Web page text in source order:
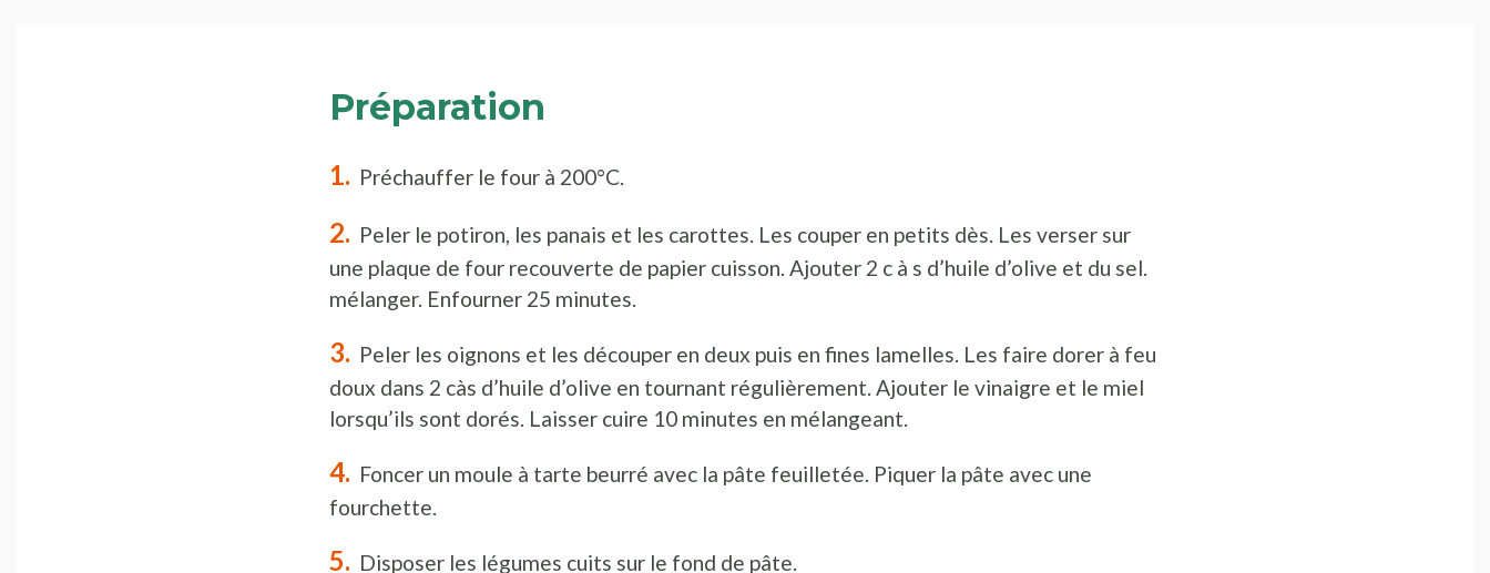
Préparation
Préchauffer le four à 200°C.
Peler le potiron, les panais et les carottes. Les couper en petits dès. Les verser sur
une plaque de four recouverte de papier cuisson. Ajouter 2 c à s d’huile d’olive et du sel.
mélanger. Enfourner 25 minutes.
Peler les oignons et les découper en deux puis en fines lamelles. Les faire dorer à feu
doux dans 2 càs d’huile d’olive en tournant régulièrement. Ajouter le vinaigre et le miel
lorsqu’ils sont dorés. Laisser cuire 10 minutes en mélangeant.
Foncer un moule à tarte beurré avec la pâte feuilletée. Piquer la pâte avec une
fourchette.
Disposer les légumes cuits sur le fond de pâte.